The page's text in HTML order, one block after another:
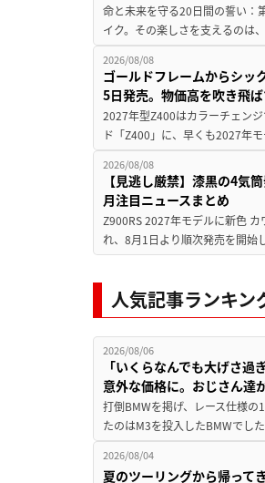
命と未来を守る20日間の誓い：
イク。その楽しさを支えるのは
2026/08/08
ゴールドフレームからシッ
5日発売。物価高を吹き飛
2027年型Z400はカラーチェン
ド「Z400」に、早くも2027年
2026/08/08
【見逃し厳禁】漆黒の4気
月注目ニュースまとめ
Z900RS 2027年モデルに新色
れ、8月1日より順次発売を開
人気記事ランキン
2026/08/06
「いくらなんでも大げさ
意外な価格に。おじさん達
打倒BMWを掲げ、レース仕様
たのはM3を投入したBMWでし
2026/08/04
夏のツーリングから帰って